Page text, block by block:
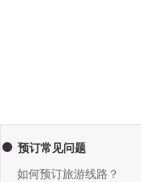
预订常见问题
如何预订旅游线路？